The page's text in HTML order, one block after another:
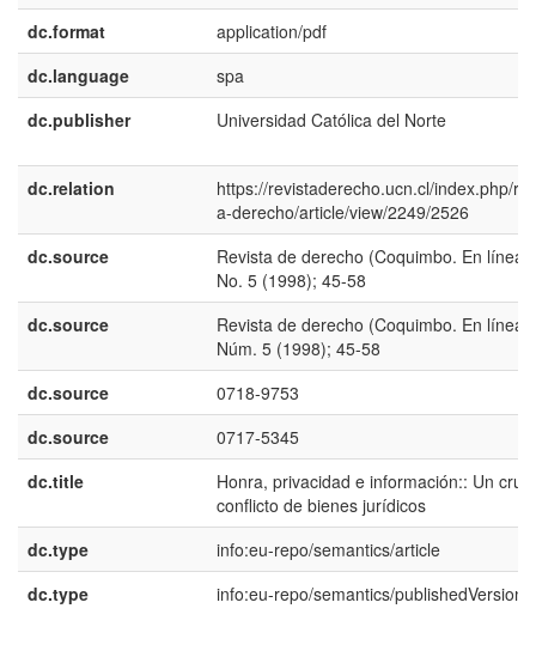
dc.format
application/pdf
dc.language
spa
dc.publisher
Universidad Católica del Norte
dc.relation
https://revistaderecho.ucn.cl/index.php/
a-derecho/article/view/2249/2526
dc.source
Revista de derecho (Coquimbo. En línea);
No. 5 (1998); 45-58
dc.source
Revista de derecho (Coquimbo. En línea);
Núm. 5 (1998); 45-58
dc.source
0718-9753
dc.source
0717-5345
dc.title
Honra, privacidad e información:: Un
conflicto de bienes jurídicos
dc.type
info:eu-repo/semantics/article
dc.type
info:eu-repo/semantics/publishedVersion